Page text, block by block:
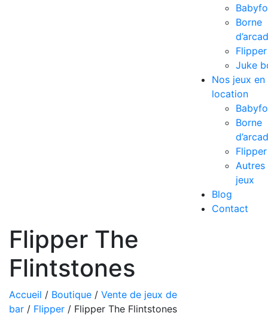
Borne
Flipper
Juke
Nos jeux en
location
Borne
Flipper
Autres
jeux
Blog
Contact
Flipper The
Flintstones
Accueil / Boutique / Vente de jeux de
bar / Flipper / Flipper The Flintstones